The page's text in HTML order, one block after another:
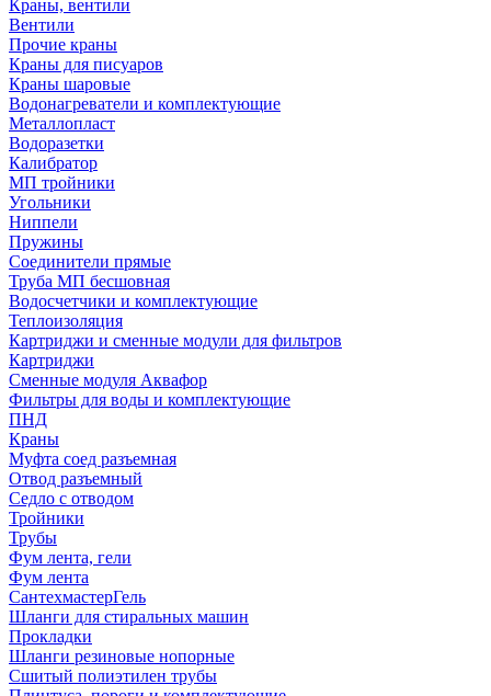
Краны, вентили
Вентили
Прочие краны
Краны для писуаров
Краны шаровые
Водонагреватели и комплектующие
Металлопласт
Водоразетки
Калибратор
МП тройники
Угольники
Ниппели
Пружины
Соединители прямые
Труба МП бесшовная
Водосчетчики и комплектующие
Теплоизоляция
Картриджи и сменные модули для фильтров
Картриджи
Сменные модуля Аквафор
Фильтры для воды и комплектующие
ПНД
Краны
Муфта соед разъемная
Отвод разъемный
Седло с отводом
Тройники
Трубы
Фум лента, гели
Фум лента
СантехмастерГель
Шланги для стиральных машин
Прокладки
Шланги резиновые нопорные
Сшитый полиэтилен трубы